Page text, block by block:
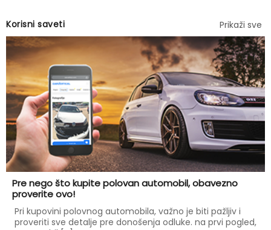
Korisni saveti Prikaži sve
Pre nego što kupite polovan automobil, obavezno
proverite ovo!
Pri kupovini polovnog automobila, važno je biti pažljiv i
proveriti sve detalje pre donošenja odluke. na prvi pogled,